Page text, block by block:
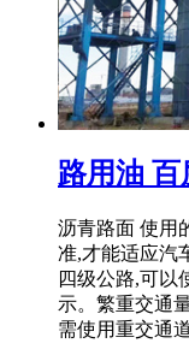
路用油 百
沥青路面 使用
准,才能适应汽
四级公路,可以
示。繁重交通
需使用重交通